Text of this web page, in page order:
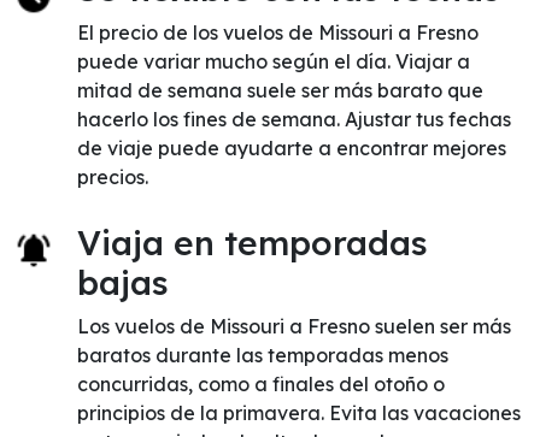
El precio de los vuelos de Missouri a Fresno
puede variar mucho según el día. Viajar a
mitad de semana suele ser más barato que
hacerlo los fines de semana. Ajustar tus fechas
de viaje puede ayudarte a encontrar mejores
precios.
Viaja en temporadas
bajas
Los vuelos de Missouri a Fresno suelen ser más
baratos durante las temporadas menos
concurridas, como a finales del otoño o
principios de la primavera. Evita las vacaciones